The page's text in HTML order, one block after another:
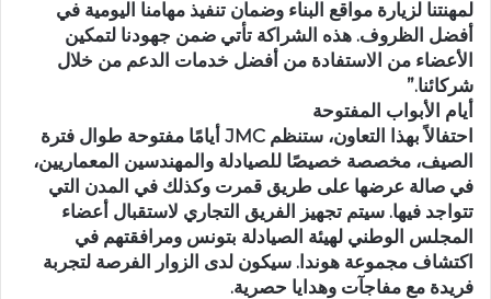
لمهنتنا لزيارة مواقع البناء وضمان تنفيذ مهامنا اليومية في
أفضل الظروف. هذه الشراكة تأتي ضمن جهودنا لتمكين
الأعضاء من الاستفادة من أفضل خدمات الدعم من خلال
شركائنا.”
أيام الأبواب المفتوحة
احتفالاً بهذا التعاون، ستنظم JMC أيامًا مفتوحة طوال فترة
الصيف، مخصصة خصيصًا للصيادلة والمهندسين المعماريين،
في صالة عرضها على طريق قمرت وكذلك في المدن التي
تتواجد فيها. سيتم تجهيز الفريق التجاري لاستقبال أعضاء
المجلس الوطني لهيئة الصيادلة بتونس ومرافقتهم في
اكتشاف مجموعة هوندا. سيكون لدى الزوار الفرصة لتجربة
فريدة مع مفاجآت وهدايا حصرية.